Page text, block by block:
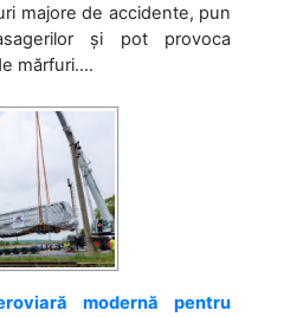
majore de accidente, pun
și pot provoca
mărfuri....
modernă pentru